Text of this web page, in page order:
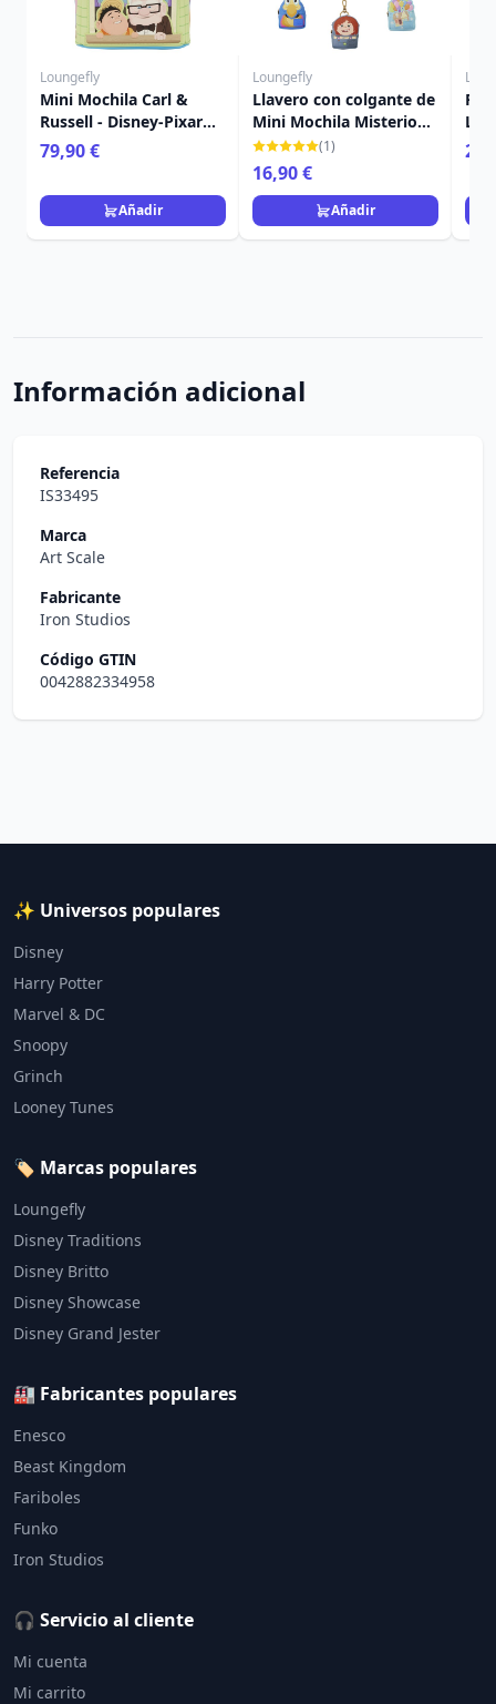
Loungefly
Mini Mochila Carl &
Russell - Disney-Pixar
Loungefly Up
79,90 €
Añadir
Loungefly
Llavero con colgante de
Mini Mochila Misterio
de Up - Disney-Pixar
Loungefly
(1)
16,90 €
Añadir
Información adicional
Referencia
IS33495
Marca
Art Scale
Fabricante
Iron Studios
Código GTIN
0042882334958
✨ Universos populares
Disney
Harry Potter
Marvel & DC
Snoopy
Grinch
Looney Tunes
🏷️ Marcas populares
Loungefly
Disney Traditions
Disney Britto
Disney Showcase
Disney Grand Jester
🏭 Fabricantes populares
Enesco
Beast Kingdom
Fariboles
Funko
Iron Studios
🎧 Servicio al cliente
Mi cuenta
Mi carrito